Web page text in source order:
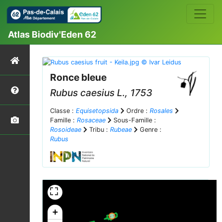
Atlas Biodiv'Eden 62
Ronce bleue
Rubus caesius L., 1753
Classe : Equisetopsida Ordre : Rosales
Famille : Rosaceae
Sous-Famille :
Rosoideae
Tribu : Rubeae
Genre :
Rubus
+